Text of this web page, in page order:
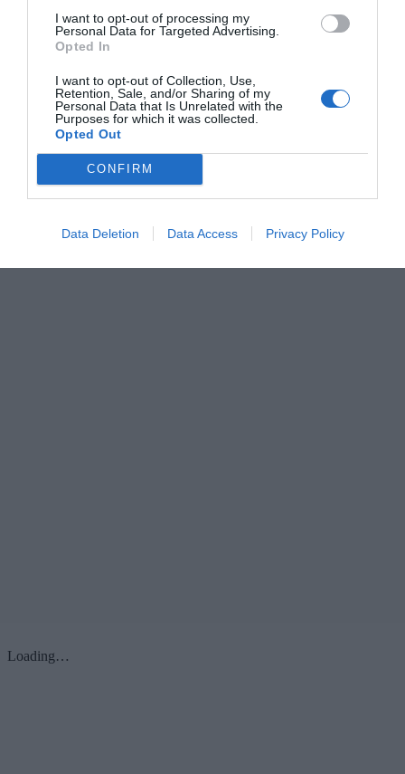
I want to opt-out of processing my
Personal Data for Targeted Advertising.
Opted In
I want to opt-out of Collection, Use,
Retention, Sale, and/or Sharing of my
Personal Data that Is Unrelated with the
Purposes for which it was collected.
Opted Out
CONFIRM
Data Deletion Data Access Privacy Policy
restablecerse antes de la hora prevista sin previo